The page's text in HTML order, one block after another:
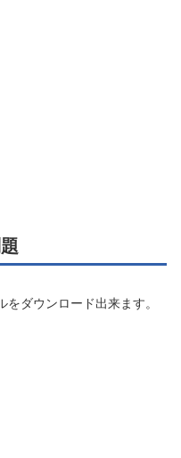
ダウンロード出来ます。